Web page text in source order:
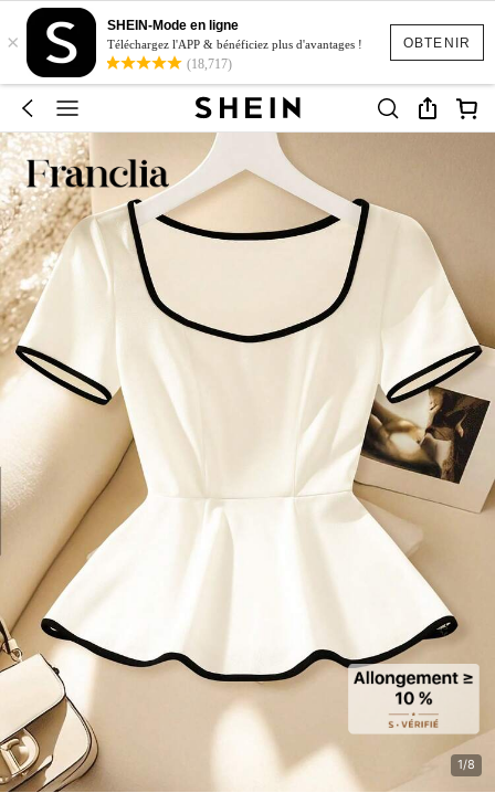
OBTENIR
×
SHEIN-Mode en ligne
Téléchargez l'APP & bénéficiez plus d'avantages !
(18,717)
1/8